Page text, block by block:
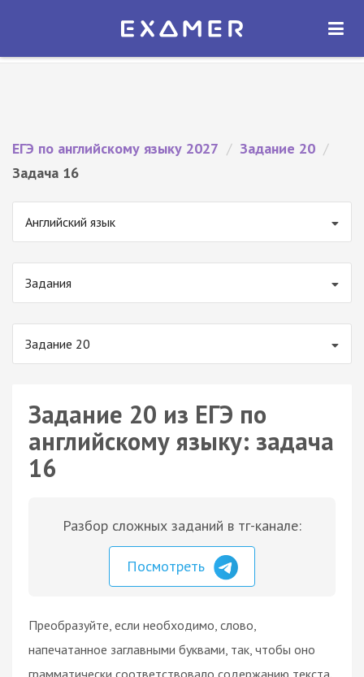
Экзамер — ЕГЭ 2027
ОТКРЫТЬ
ЕГЭ по английскому языку 2027 / Задание 20 /
Задача 16
Английский язык
Задания
Задание 20
Задание 20 из ЕГЭ по
английскому языку: задача
16
Разбор сложных заданий в тг-канале:
Посмотреть
Преобразуйте, если необходимо, слово,
напечатанное заглавными буквами, так, чтобы оно
грамматически соответствовало содержанию текста.